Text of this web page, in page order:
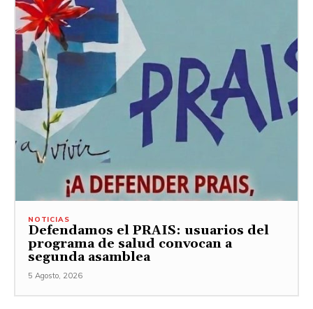
NOTICIAS
Defendamos el PRAIS: usuarios del
programa de salud convocan a
segunda asamblea
5 Agosto, 2026